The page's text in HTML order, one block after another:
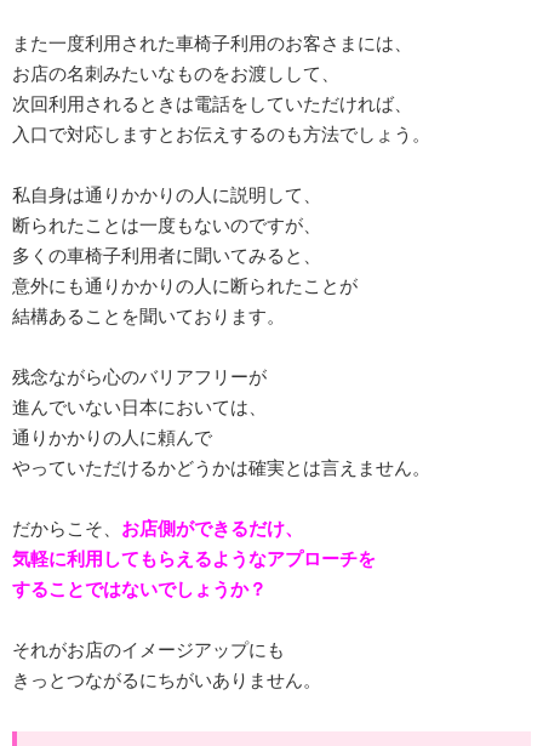
また一度利用された車椅子利用のお客さまには、
お店の名刺みたいなものをお渡しして、
次回利用されるときは電話をしていただければ、
入口で対応しますとお伝えするのも方法でしょう。
私自身は通りかかりの人に説明して、
断られたことは一度もないのですが、
多くの車椅子利用者に聞いてみると、
意外にも通りかかりの人に断られたことが
結構あることを聞いております。
残念ながら心のバリアフリーが
進んでいない日本においては、
通りかかりの人に頼んで
やっていただけるかどうかは確実とは言えません。
だからこそ、 お店側ができるだけ、
気軽に利用してもらえるようなアプローチを
することではないでしょうか？
それがお店のイメージアップにも
きっとつながるにちがいありません。